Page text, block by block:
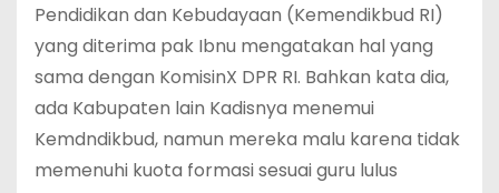
Pendidikan dan Kebudayaan (Kemendikbud RI)
yang diterima pak Ibnu mengatakan hal yang
sama dengan KomisinX DPR RI. Bahkan kata dia,
ada Kabupaten lain Kadisnya menemui
Kemdndikbud, namun mereka malu karena tidak
memenuhi kuota formasi sesuai guru lulus